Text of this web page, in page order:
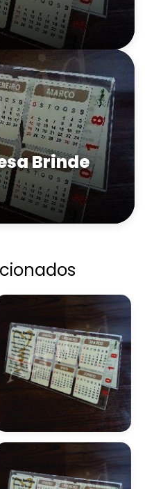
Brinde
Calendário De Mesa
Anotações